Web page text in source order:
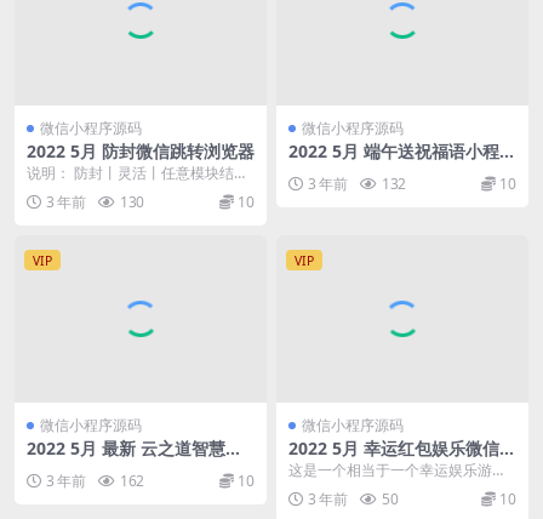
微信小程序源码
2022 5月 防封微信跳转浏览器
说明： 防封丨灵活丨任意模块结合
丨多次使用 使用说明：不方便在微
信内打开的网页，...
3 年前 130 10
微信小程序源码
2022 5月 端午送祝福语小程序
3 年前 132 10
VIP
微信小程序源码
2022 5月 最新 云之道智慧预
3 年前 162 10
VIP
微信小程序源码
2022 5月 幸运红包娱乐微信小
程序源码
这是一个相当于一个幸运娱乐游戏
微信小程序源码 内有多个玩法,比如
超级王牌,福袋王...
3 年前 50 10